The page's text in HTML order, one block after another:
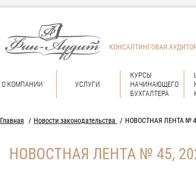
КОНСАЛТИНГОВАЯ
О КОМПАНИИ УСЛУГИ
КУРСЫ
НАЧИНАЮЩЕГО
БУХГАЛТЕРА
Главная Новости законодательства НОВОСТНАЯ ЛЕНТА №
НОВОСТНАЯ ЛЕНТА № 45,